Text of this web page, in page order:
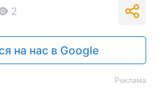
2
на нас в Google
Реклама